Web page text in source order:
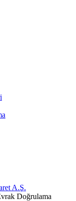
A.Ş.
Doğrulama